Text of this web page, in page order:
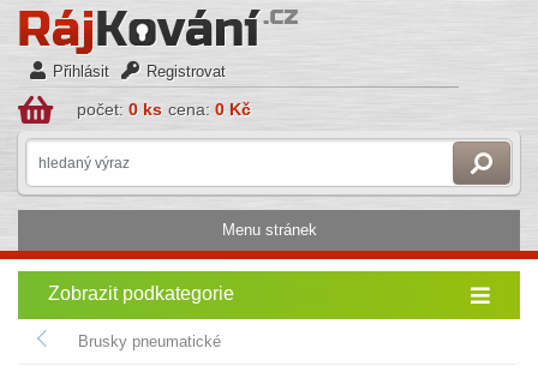
Přihlásit Registrovat
počet: 0 ks cena: 0 Kč
Menu stránek
Zobrazit podkategorie
Brusky pneumatické